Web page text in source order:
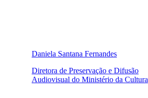
Daniela Santana Fernandes
Diretora de Preservação e Difusão
Audiovisual do Ministério da Cultura